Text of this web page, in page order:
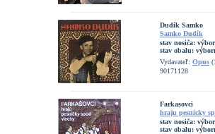
Dudík Samko
Samko Dudík
stav nosiča:
stav obalu:
Vydavateľ: Opus
90171128
Farkasovci
hraju pesnicky
stav nosiča:
stav obalu: